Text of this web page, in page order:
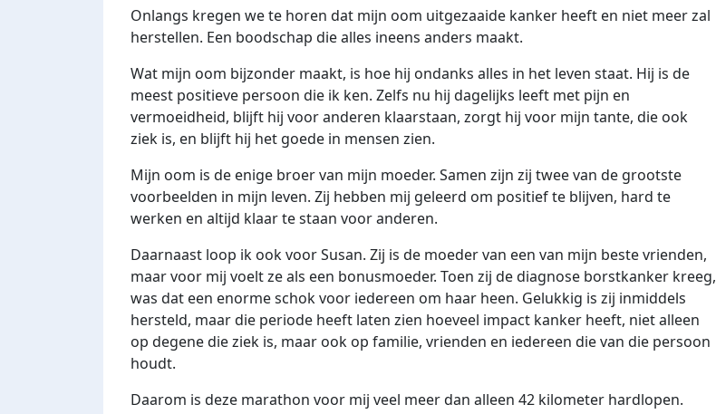
Onlangs kregen we te horen dat mijn oom uitgezaaide kanker heeft en niet meer zal
herstellen. Een boodschap die alles ineens anders maakt.
Wat mijn oom bijzonder maakt, is hoe hij ondanks alles in het leven staat. Hij is de
meest positieve persoon die ik ken. Zelfs nu hij dagelijks leeft met pijn en
vermoeidheid, blijft hij voor anderen klaarstaan, zorgt hij voor mijn tante, die ook
ziek is, en blijft hij het goede in mensen zien.
Mijn oom is de enige broer van mijn moeder. Samen zijn zij twee van de grootste
voorbeelden in mijn leven. Zij hebben mij geleerd om positief te blijven, hard te
werken en altijd klaar te staan voor anderen.
Daarnaast loop ik ook voor Susan. Zij is de moeder van een van mijn beste vrienden,
maar voor mij voelt ze als een bonusmoeder. Toen zij de diagnose borstkanker kreeg,
was dat een enorme schok voor iedereen om haar heen. Gelukkig is zij inmiddels
hersteld, maar die periode heeft laten zien hoeveel impact kanker heeft, niet alleen
op degene die ziek is, maar ook op familie, vrienden en iedereen die van die persoon
houdt.
Daarom is deze marathon voor mij veel meer dan alleen 42 kilometer hardlopen.